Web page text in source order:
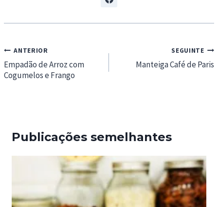
Navegação
de
artigos
ANTERIOR
Empadão de Arroz com
Cogumelos e Frango
SEGUINTE
Manteiga Café de Paris
Publicações semelhantes